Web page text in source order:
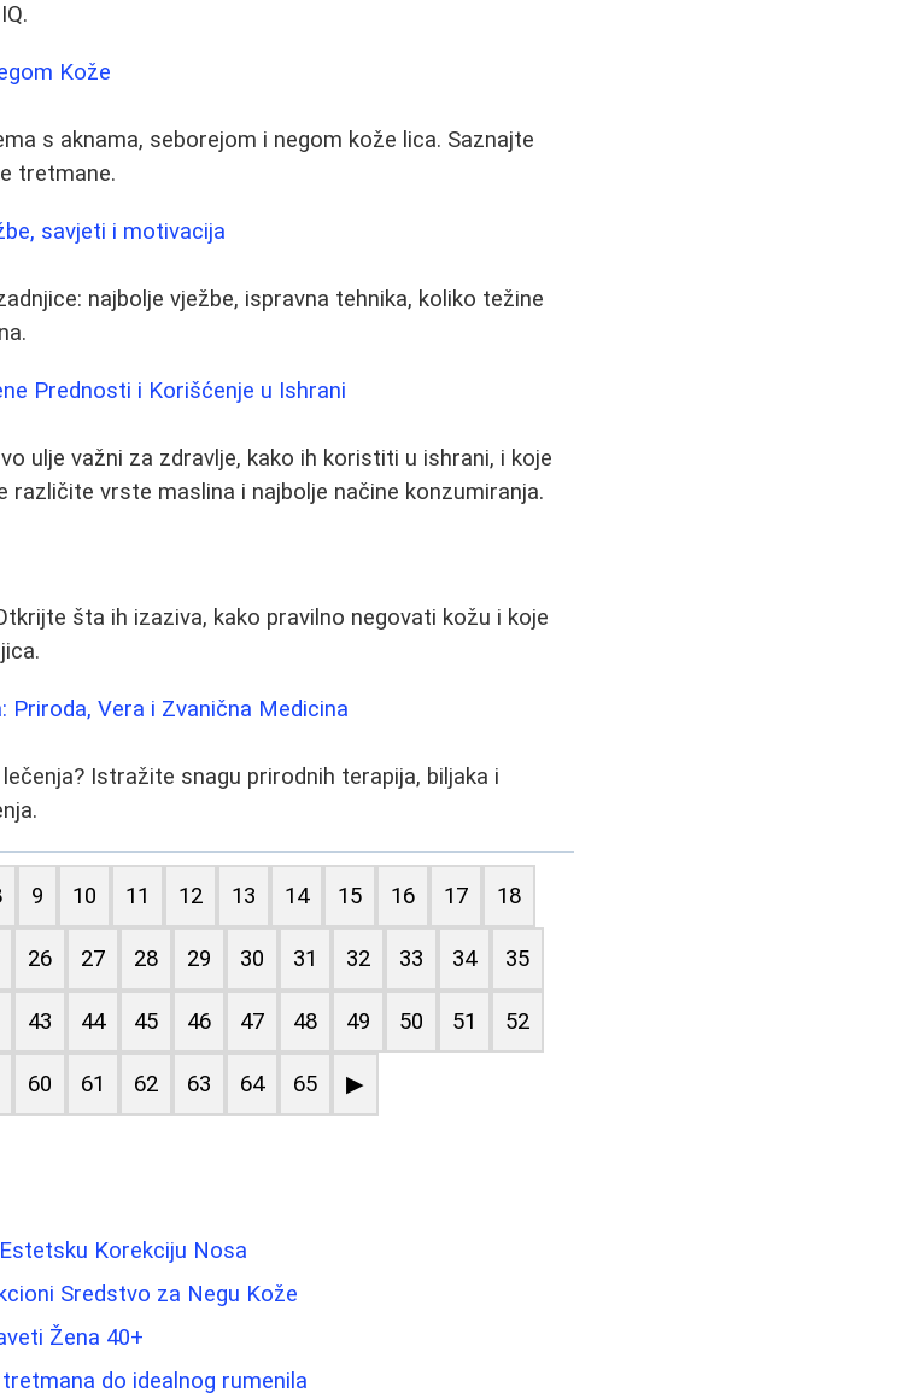
Kože
s aknama, seborejom i negom kože lica. Saznajte
tretmane.
savjeti i motivacija
najbolje vježbe, ispravna tehnika, koliko težine
Prednosti i Korišćenje u Ishrаni
ulje važni za zdravlje, kako ih koristiti u ishrani, i koje
različite vrste maslina i najbolje načine konzumiranja.
šta ih izaziva, kako pravilno negovati kožu i koje
Priroda, Vera i Zvanična Medicina
Istražite snagu prirodnih terapija, biljaka i
9 10 11 12 13 14 15 16 17 18
26 27 28 29 30 31 32 33 34 35
43 44 45 46 47 48 49 50 51 52
60 61 62 63 64 65 ▶
Korekciju Nosa
Sredstvo za Negu Kože
Žena 40+
do idealnog rumenila